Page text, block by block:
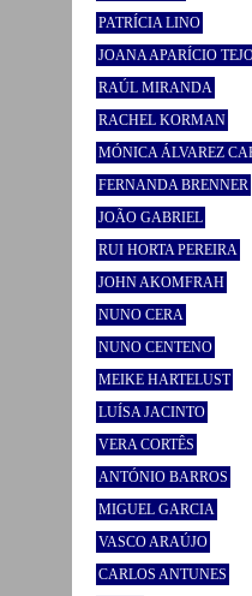
PATRÍCIA LINO
JOANA APARÍCIO
RAÚL MIRANDA
RACHEL KORMAN
MÓNICA ÁLVAREZ
FERNANDA BRENNER
JOÃO GABRIEL
RUI HORTA PEREIRA
JOHN AKOMFRAH
NUNO CERA
NUNO CENTENO
MEIKE HARTELUST
LUÍSA JACINTO
VERA CORTÊS
ANTÓNIO BARROS
MIGUEL GARCIA
VASCO ARAÚJO
CARLOS ANTUNES